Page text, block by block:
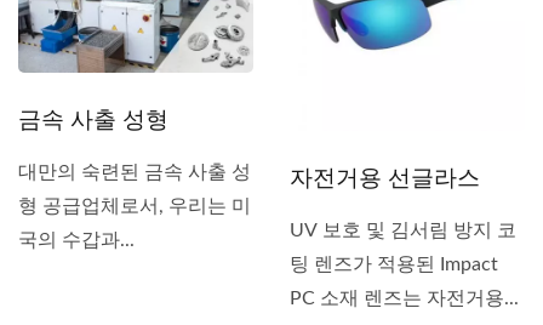
금속 사출 성형
대만의 숙련된 금속 사출 성
형 공급업체로서, 우리는 미
국의 수갑과...
자전거용 선글라스
UV 보호 및 김서림 방지 코
팅 렌즈가 적용된 Impact
PC 소재 렌즈는 자전거용...